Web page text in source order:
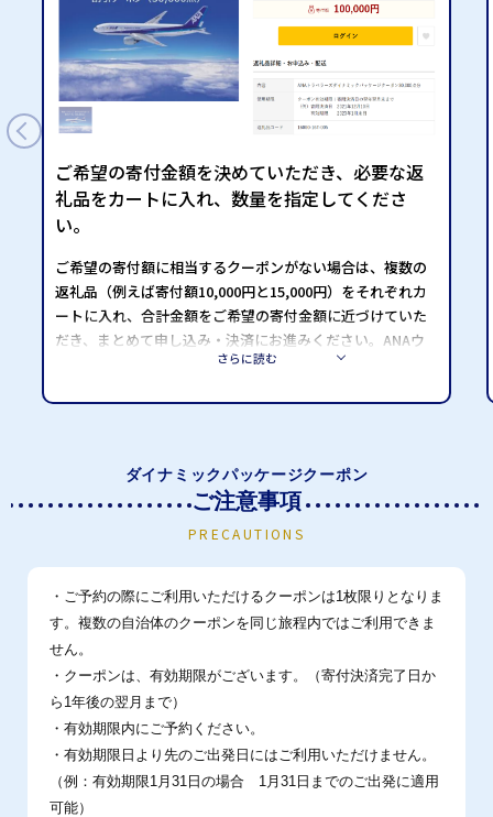
ご希望の寄付金額を決めていただき、 必要な返
礼品をカートに入れ、数量を指定してくださ
い。
ご希望の寄付額に相当するクーポンがない場合は、複数の
返礼品（例えば寄付額10,000円と15,000円）をそれぞれカ
ートに入れ、合計金額をご希望の寄付金額に近づけていた
だき、まとめて申し込み・決済にお進みください。ANAウ
ェブサイト上からのご予約で利用できる クーポンの割引額
予約には返礼品のクーポンをご利用いただけませんので、
必ず宿泊施設の住所をご確認ください。
*ご旅行代金がクーポン券面額を下回る場合は、ご利用いた
さらに読む
ダイナミックパッケージクーポン
ご注意事項
PRECAUTIONS
・ご予約の際にご利用いただけるクーポンは1枚限りとなりま
す。複数の自治体のクーポンを同じ旅程内ではご利用できま
せん。
・クーポンは、有効期限がございます。（寄付決済完了日か
ら1年後の翌月まで）
・有効期限内にご予約ください。
・有効期限日より先のご出発日にはご利用いただけません。
（例：有効期限1月31日の場合 1月31日までのご出発に適用
可能）